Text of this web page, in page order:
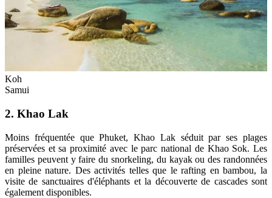
Koh
Samui
2. Khao Lak
Moins fréquentée que Phuket, Khao Lak séduit par ses plages
préservées et sa proximité avec le parc national de Khao Sok. Les
familles peuvent y faire du snorkeling, du kayak ou des randonnées
en pleine nature. Des activités telles que le rafting en bambou, la
visite de sanctuaires d'éléphants et la découverte de cascades sont
également disponibles.